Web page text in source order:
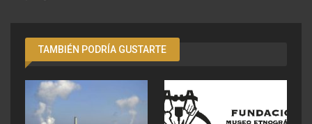
TAMBIÉN PODRÍA GUSTARTE